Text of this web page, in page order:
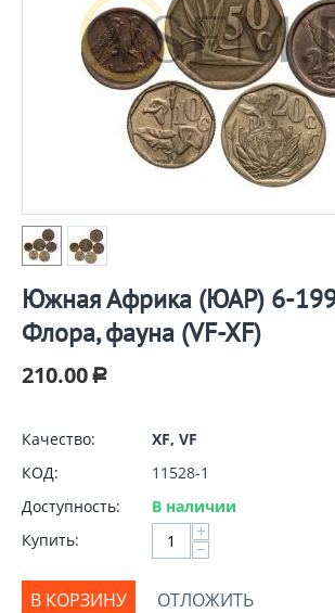
Южная Африка (ЮАР) 6-
Флора, фауна (VF-XF)
210.00 Р
Качество:
XF, VF
КОД:
11528-1
Доступность:
В наличии
Купить:
+
−
В КОРЗИНУ ОТЛОЖИТЬ